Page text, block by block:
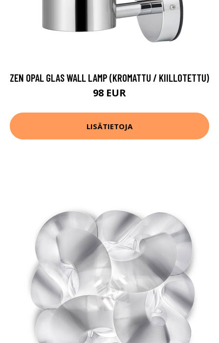
ZEN OPAL GLAS WALL LAMP (KROMATTU / KIILLOTETTU)
98 EUR
LISÄTIETOJA